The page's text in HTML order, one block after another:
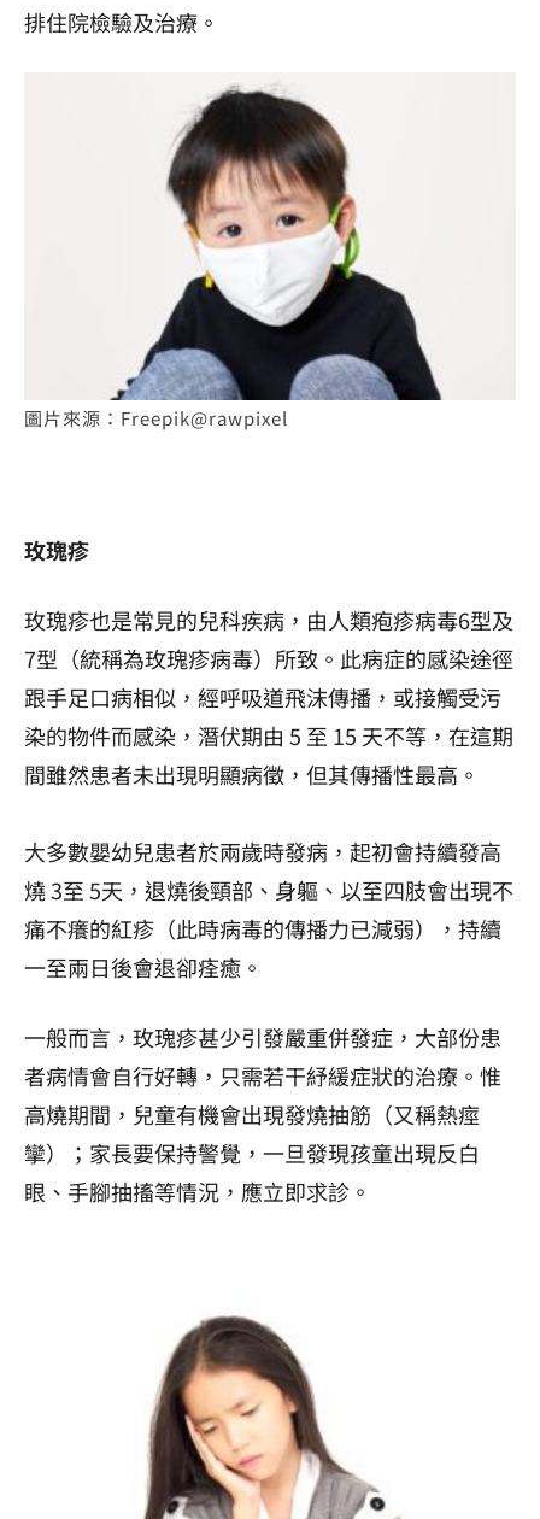
排住院檢驗及治療。
圖片來源：Freepik@rawpixel
玫瑰疹
玫瑰疹也是常見的兒科疾病，由人類疱疹病毒6型及
7型（統稱為玫瑰疹病毒）所致。此病症的感染途徑
跟手足口病相似，經呼吸道飛沫傳播，或接觸受污
染的物件而感染，潛伏期由 5 至 15 天不等，在這期
間雖然患者未出現明顯病徵，但其傳播性最高。
大多數嬰幼兒患者於兩歲時發病，起初會持續發高
燒 3至 5天，退燒後頸部、身軀、以至四肢會出現不
痛不癢的紅疹（此時病毒的傳播力已減弱），持續
一至兩日後會退卻痊癒。
一般而言，玫瑰疹甚少引發嚴重併發症，大部份患
者病情會自行好轉，只需若干紓緩症狀的治療。惟
高燒期間，兒童有機會出現發燒抽筋（又稱熱痙
攣）；家長要保持警覺，一旦發現孩童出現反白
眼、手腳抽搐等情況，應立即求診。